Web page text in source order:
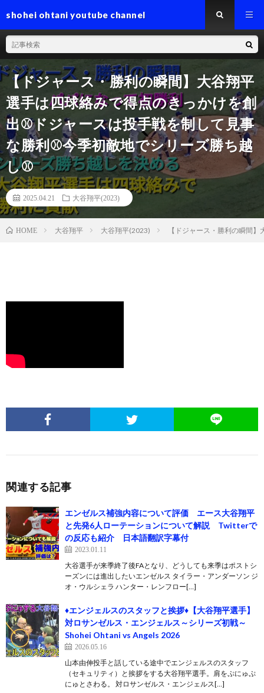
shohei ohtani youtube channel
【ドジャース・勝利の瞬間】大谷翔平
選手は四球絡みで得点のきっかけを創
出⚾️ドジャースは投手戦を制して見事
な勝利⚾️今季初敵地でシリーズ勝ち越
し⚾️
2025.04.21 大谷翔平(2023)
HOME 大谷翔平 大谷翔平(2023) 【ドジャース・勝利の瞬間
関連する記事
エンゼルス補強内容について評価 エース大谷翔平
と先発6人ローテーションについて解説 Twitterで
の反応も紹介 日本語翻訳字幕付
2023.01.11
大谷選手が来季終了後FAとなり、どうしても来季はポストシ
ーズンには進出したいエンゼルス タイラー・アンダーソン ジ
オ・ウルシェラ ハンター・レンフロー[…]
♦エンジェルスのスタッフと挨拶♦【大谷翔平選手】
対ロサンゼルス・エンジェルス～シリーズ初戦～
Shohei Ohtani vs Angels 2026
2026.05.16
山本由伸投手と話している途中でエンジェルスのスタッフ
（セキュリティ）と挨拶をする大谷翔平選手。肩をぷにゅぷ
にゅとさわる。 対ロサンゼルス・エンジェルス[…]